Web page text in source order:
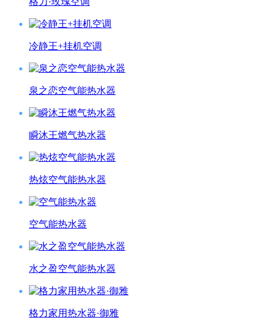
冷静王+挂机空调
泉之恋空气能热水器
瞬沐王燃气热水器
热炫空气能热水器
空气能热水器
水之盈空气能热水器
格力家用热水器·御雅